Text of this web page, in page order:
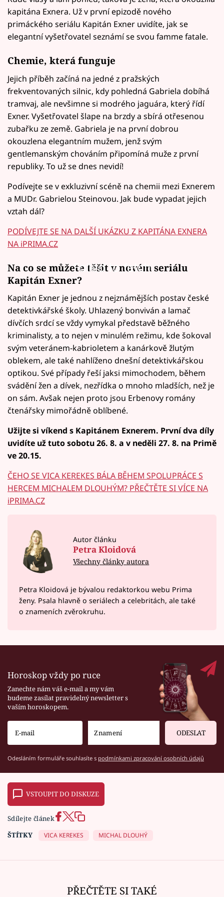
kapitána Exnera. Už v první epizodě nového
primáckého seriálu Kapitán Exner uvidíte, jak se
elegantní vyšetřovatel seznámí se svou famme fatale.
Chemie, která funguje
Jejich příběh začíná na jedné z pražských
frekventovaných silnic, kdy pohledná Gabriela dobíhá
tramvaj, ale nevšimne si modrého jaguára, který řídí
Exner. Vyšetřovatel šlape na brzdy a sbírá otřesenou
zubařku ze země. Gabriela je na první dobrou
okouzlena elegantním mužem, jenž svým
gentlemanským chováním připomíná muže z první
republiky. To už se dnes nevidí!
Podívejte se v exkluzivní scéně na chemii mezi Exnerem
a MUDr. Gabrielou Steinovou. Jak bude vypadat jejich
vztah dál?
PODÍVEJTE SE NA DALŠÍ UKÁZKU Z KAPITÁNA EXNERA
NA iPRIMA.CZ
Failed to fetch
Na co se můžete těšit v novém seriálu
Kapitán Exner?
Kapitán Exner je jednou z nejznámějších postav české
detektivkářské školy. Uhlazený bonviván a lamač
dívčích srdcí se vždy vymykal představě běžného
kriminalisty, a to nejen v minulém režimu, kde šokoval
svým veteránem-kabrioletem a kanárkově žlutým
oblekem, ale také nahlíženo dnešní detektivkářskou
optikou. Své případy řeší jaksi mimochodem, během
svádění žen a dívek, nezřídka o mnoho mladších, než je
on sám. Avšak nejen proto jsou Erbenovy romány
čtenářsky mimořádně oblíbené.
Užijte si víkend s Kapitánem Exnerem. První dva díly
uvidíte už tuto sobotu 26. 8. a v neděli 27. 8. na Primě
ve 20.15.
ČEHO SE VICA KEREKES BÁLA BĚHEM SPOLUPRÁCE S
HERCEM MICHALEM DLOUHÝM? PŘEČTĚTE SI VÍCE NA
iPRIMA.CZ
Autor článku
Petra Kloidová
Všechny články autora
Petra Kloidová je bývalou redaktorkou webu Prima
ženy. Psala hlavně o seriálech a celebritách, ale také
o znameních zvěrokruhu.
Horoskop vždy po ruce
Zanechte nám váš e-mail a my vám
budeme zasílat pravidelný newsletter s
vaším horoskopem.
ODESLAT
Odesláním formuláře souhlasíte s podmínkami zpracování osobních údajů
VSTOUPIT DO DISKUZE
Sdílejte článek
ŠTÍTKY
VICA KEREKES MICHAL DLOUHÝ
PŘEČTĚTE SI TAKÉ